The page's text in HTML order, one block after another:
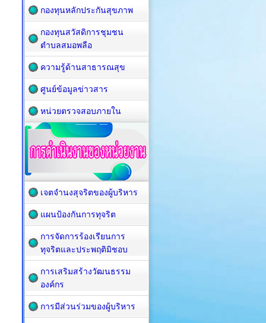
กองทุนหลักประกันสุขภาพ
กองทุนสวัสดิการชุมชน
ตำบลสมอพลือ
ความรู้ด้านสาธารณสุข
ศูนย์ข้อมูลข่าวสาร
หน่วยตรวจสอบภายใน
เจตจำนงสุจริตของผู้บริหาร
แผนป้องกันการทุจริต
การจัดการร้องเรียนการ
ทุจริตและประพฤติมิชอบ
การเสริมสร้างวัฒนธรรม
องค์กร
การมีส่วนร่วมของผู้บริหาร